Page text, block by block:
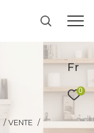
Fr
0
VENTE